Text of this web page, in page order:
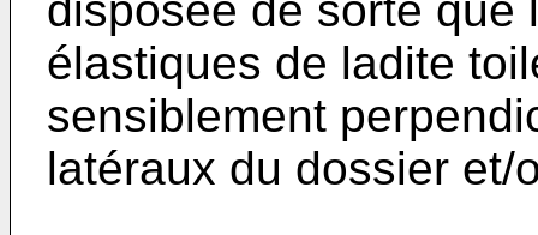
élastiques de ladite
sensiblement
latéraux du dossier et/